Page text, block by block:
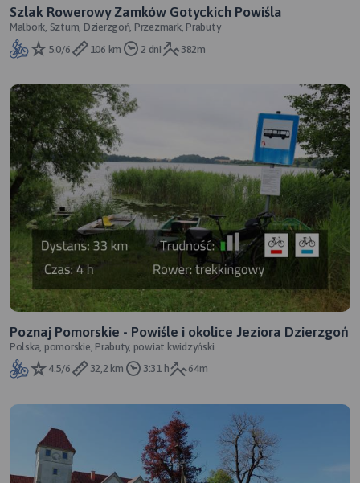
Szlak Rowerowy Zamków Gotyckich Powiśla
Malbork, Sztum, Dzierzgoń, Przezmark, Prabuty
5.0/6
106 km 2 dni 382m
Poznaj Pomorskie - Powiśle i okolice Jeziora Dzierzgoń
Polska, pomorskie, Prabuty, powiat kwidzyński
4.5/6
32,2 km 3:31 h 64m